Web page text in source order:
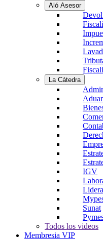
Aló Asesor
La Cátedra
IGV
Sunat
Todos los videos
Membresia VIP